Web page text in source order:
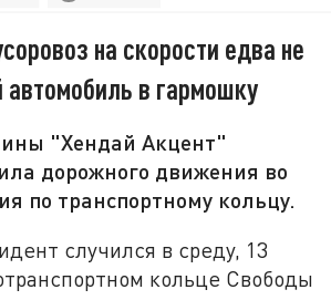
на скорости едва не
автомобиль в гармошку
"Хендай Акцент"
дорожного движения во
по транспортному кольцу.
случился в среду, 13
кольце Свободы